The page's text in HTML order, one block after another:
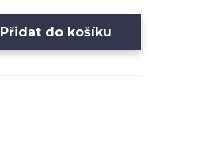
Přidat do košíku